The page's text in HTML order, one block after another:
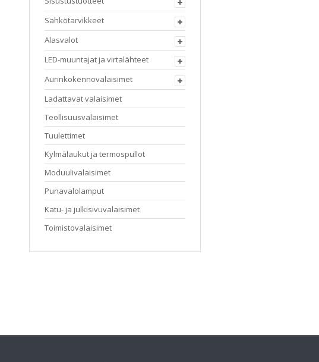
Sähkötarvikkeet
Alasvalot
LED-muuntajat ja virtalähteet
Aurinkokennovalaisimet
Ladattavat valaisimet
Teollisuusvalaisimet
Tuulettimet
Kylmälaukut ja termospullot
Moduulivalaisimet
Punavalolamput
Katu- ja julkisivuvalaisimet
Toimistovalaisimet